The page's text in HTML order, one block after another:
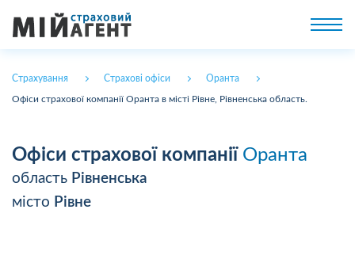
Страхування Страхові офіси Оранта
Офіси страхової компанії Оранта в місті Рівне, Рівненська область.
Офіси страхової компанії Оранта
область Рівненська
місто Рівне